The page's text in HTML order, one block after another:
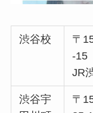
渋谷校
〒
-15
JR
渋谷宇
〒